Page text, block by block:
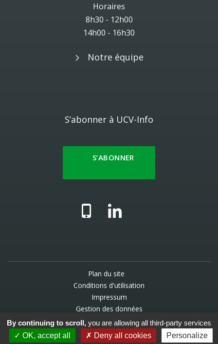
Horaires
8h30 - 12h00
14h00 - 16h30
Notre équipe
S’abonner à UCV-Info
S’ABONNER
Plan du site
Conditions d'utilisation
Impressum
Gestion des données
© 2025 UCV - Une créationWNG agence digitale
By continuing to scroll, you are allowing all third-party services
OK, accept all
Deny all cookies Personalize